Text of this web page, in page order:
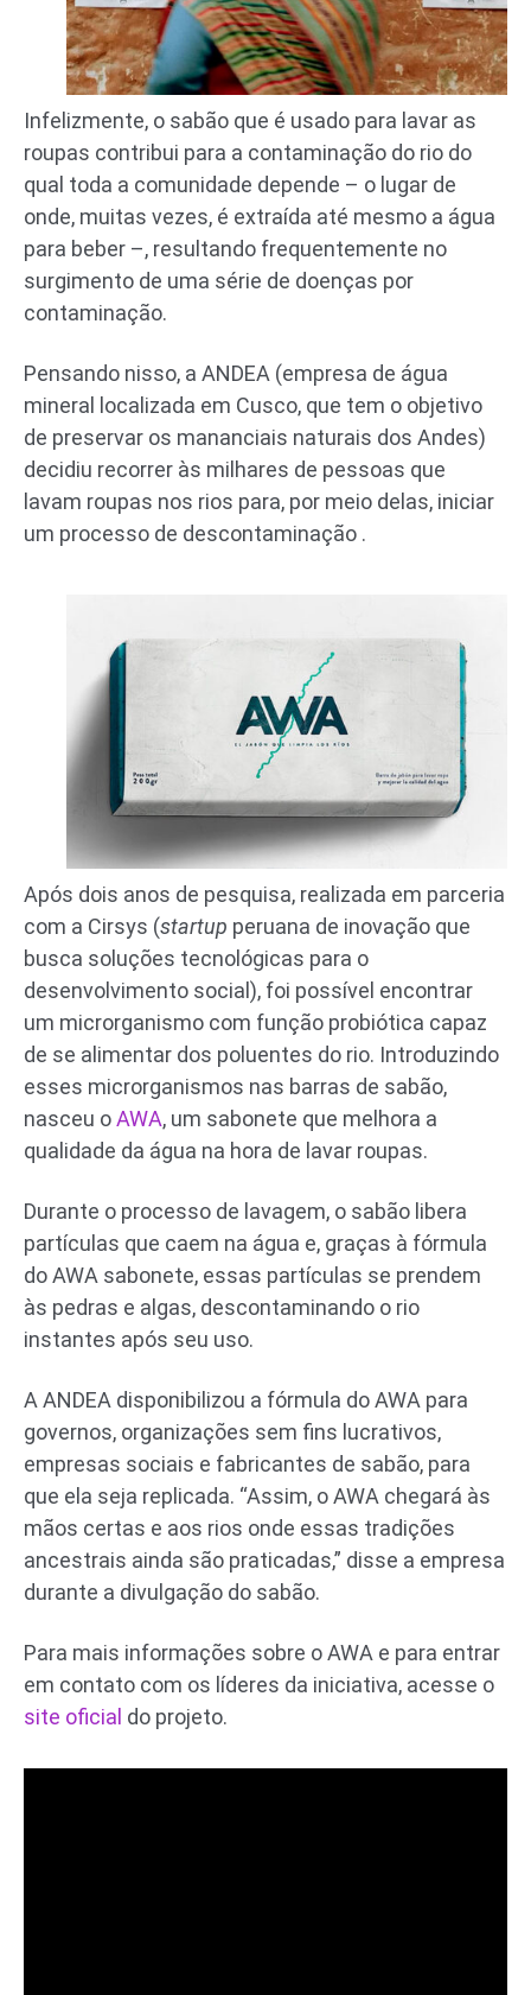
Infelizmente, o sabão que é usado para lavar as
roupas contribui para a contaminação do rio do
qual toda a comunidade depende – o lugar de
onde, muitas vezes, é extraída até mesmo a água
para beber –, resultando frequentemente no
surgimento de uma série de doenças por
contaminação.
Pensando nisso, a ANDEA (empresa de água
mineral localizada em Cusco, que tem o objetivo
de preservar os mananciais naturais dos Andes)
decidiu recorrer às milhares de pessoas que
lavam roupas nos rios para, por meio delas, iniciar
um processo de descontaminação .
Após dois anos de pesquisa, realizada em parceria
com a Cirsys (startup peruana de inovação que
busca soluções tecnológicas para o
desenvolvimento social), foi possível encontrar
um microrganismo com função probiótica capaz
de se alimentar dos poluentes do rio. Introduzindo
esses microrganismos nas barras de sabão,
nasceu oAWA, um sabonete que melhora a
qualidade da água na hora de lavar roupas.
Durante o processo de lavagem, o sabão libera
partículas que caem na água e, graças à fórmula
do AWA sabonete, essas partículas se prendem
às pedras e algas, descontaminando o rio
instantes após seu uso.
A ANDEA disponibilizou a fórmula do AWA para
governos, organizações sem fins lucrativos,
empresas sociais e fabricantes de sabão, para
que ela seja replicada. “Assim, o AWA chegará às
mãos certas e aos rios onde essas tradições
ancestrais ainda são praticadas,” disse a empresa
durante a divulgação do sabão.
Para mais informações sobre o AWA e para entrar
em contato com os líderes da iniciativa, acesse o
site oficial do projeto.